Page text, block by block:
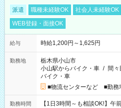
派遣 職種未経験OK 社会人未経験OK
WEB登録・面接OK
給与 時給1,200円～1,625円
勤務地
栃木県小山市
小山駅からバイク・車 / 間
バイク・車
■物流センターなど ■勤務
勤務時間
【1日3時間～も相談OK!】午